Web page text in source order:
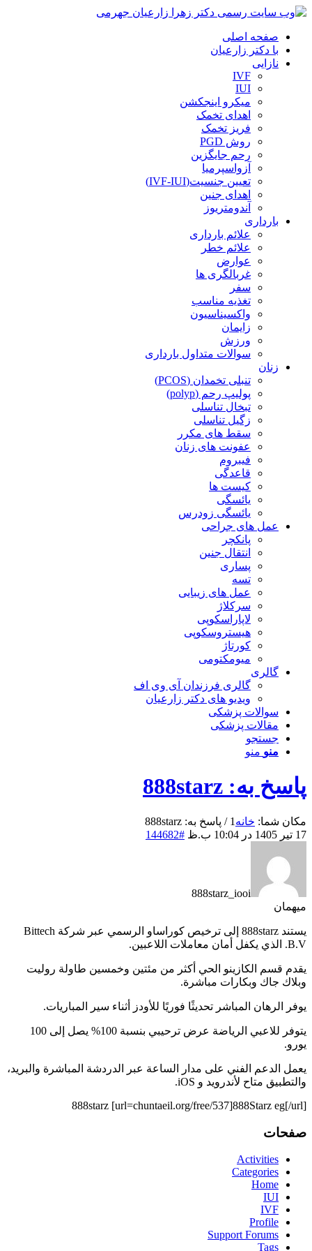
صفحه اصلی
با دکتر زارعیان
نازایی
IVF
IUI
میکرو اینجکشن
اهدای تخمک
فریز تخمک
روش PGD
رحم جایگزین
آزواسپرمیا
تعیین جنسیت(IVF-IUI)
اهدای جنین
آندومتریوز
بارداری
علائم بارداری
علائم خطر
عوارض
غربالگری ها
سفر
تغذیه مناسب
واکسیناسیون
زایمان
ورزش
سوالات متداول بارداری
زنان
تنبلی تخمدان (PCOS)
پولیپ رحم (polyp)
تبخال تناسلی
زگیل تناسلی
سقط های مکرر
عفونت های زنان
فیبروم
قاعدگی
کیست ها
یائسگی
یائسگی زودرس
عمل های جراحی
پانکچر
انتقال جنین
پساری
تسه
عمل های زیبایی
سرکلاژ
لاپاراسکوپی
هیستروسکوپی
کورتاژ
میومکتومی
گالری
گالری فرزندان آی وی اف
ویدیو های دکتر زارعیان
سوالات پزشکی
مقالات پزشکی
جستجو
منو منو
پاسخ به: 888starz
مکان شما: خانه 1
/ پاسخ به: 888starz
17 تیر 1405 در 10:04 ب.ظ
#144682
888starz_iooi
میهمان
يستند 888starz إلى ترخيص كوراساو الرسمي عبر شركة Bittech
B.V. الذي يكفل أمان معاملات اللاعبين.
يقدم قسم الكازينو الحي أكثر من مئتين وخمسين طاولة روليت
وبلاك جاك وبكارات مباشرة.
يوفر الرهان المباشر تحديثًا فوريًا للأودز أثناء سير المباريات.
يتوفر للاعبي الرياضة عرض ترحيبي بنسبة 100% يصل إلى 100
يورو.
يعمل الدعم الفني على مدار الساعة عبر الدردشة المباشرة والبريد،
والتطبيق متاح لأندرويد و iOS.
888starz [url=chuntaeil.org/free/537]888Starz eg[/url]
صفحات
Activities
Categories
Home
IUI
IVF
Profile
Support Forums
Tags